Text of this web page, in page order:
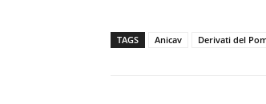
TAGS Anicav Derivati del